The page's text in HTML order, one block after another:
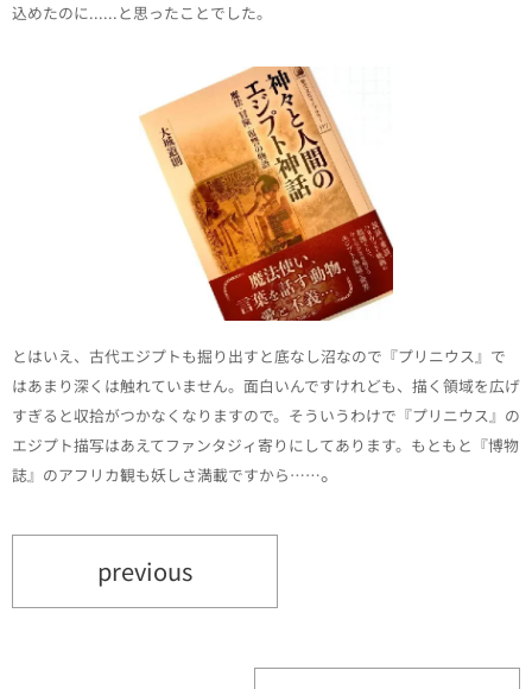
込めたのに......と思ったことでした。
とはいえ、古代エジプトも掘り出すと底なし沼なので『プリニウス』で
はあまり深くは触れていません。面白いんですけれども、描く領域を広げ
すぎると収拾がつかなくなりますので。そういうわけで『プリニウス』の
エジプト描写はあえてファンタジィ寄りにしてあります。もともと『博物
誌』のアフリカ観も妖しさ満載ですから……。
previous